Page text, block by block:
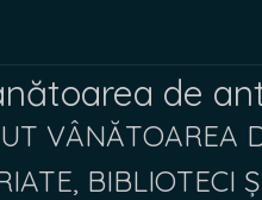
de
VÂNĂTOAREA
BIBLIOTECI